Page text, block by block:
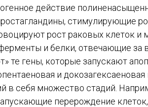
действие
стимулирующие
рост раковых клеток
и белки, отвечающие за
те гены, которые запускают
и
в себя множество стадий.
перерождение